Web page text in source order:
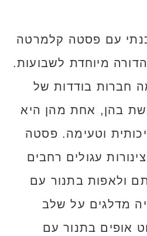
עם פסטה קלמרטה
מיוחדת לשבועות.
חברות בודדות של
בהן, אחת מהן היא
וטעימה. פסטה
עגולים רחבים
ולאפות בתנור עם
מדלגים על שלב
אופים בתנור עם